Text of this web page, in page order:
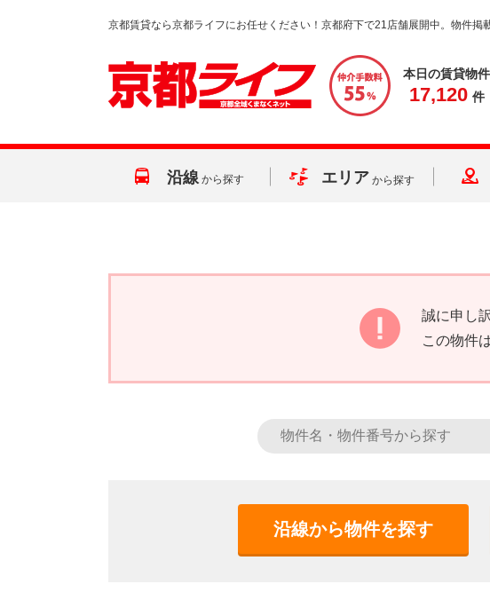
京都賃貸なら京都ライフにお任せください！京都府下で21店舗展開中。物件掲
本日の賃貸物件
17,120 件
沿線 から探す エリア から探す
誠に申し
この物件
沿線から物件を探す